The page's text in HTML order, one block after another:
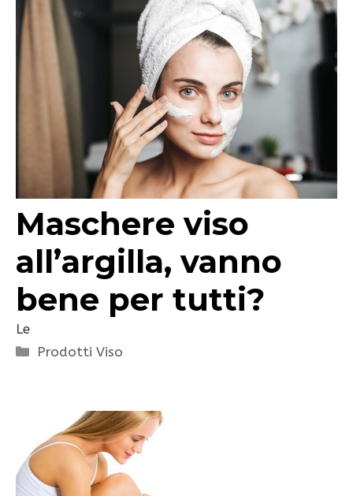
Maschere viso
all’argilla, vanno
bene per tutti?
Le
Categorie
Prodotti Viso